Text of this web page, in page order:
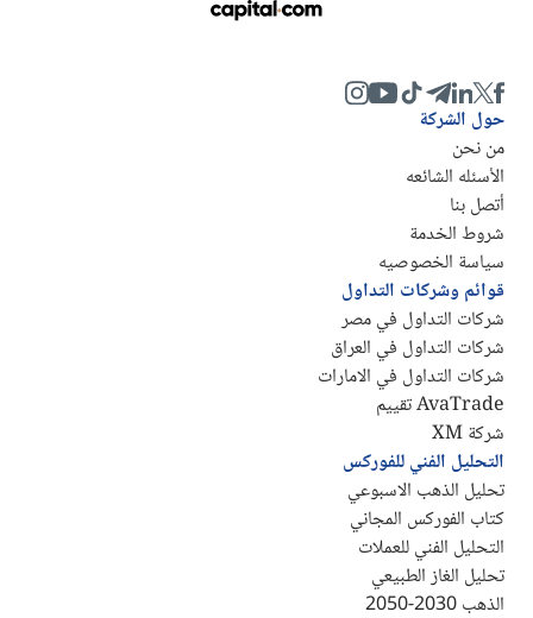
حول الشركة
من نحن
الأسئله الشائعه
أتصل بنا
شروط الخدمة
سياسة الخصوصيه
قوائم وشركات التداول
شركات التداول في مصر
شركات التداول في العراق
شركات التداول في الامارات
AvaTrade تقييم
شركة XM
التحليل الفني للفوركس
تحليل الذهب الاسبوعي
كتاب الفوركس المجاني
التحليل الفني للعملات
تحليل الغاز الطبيعي
الذهب 2030-2050